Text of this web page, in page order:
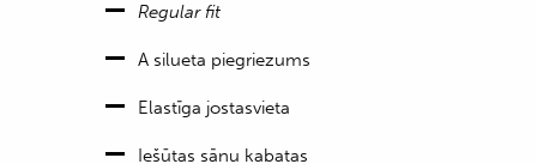
Regular fit
A silueta piegriezums
Elastīga jostasvieta
Iešūtas sānu kabatas